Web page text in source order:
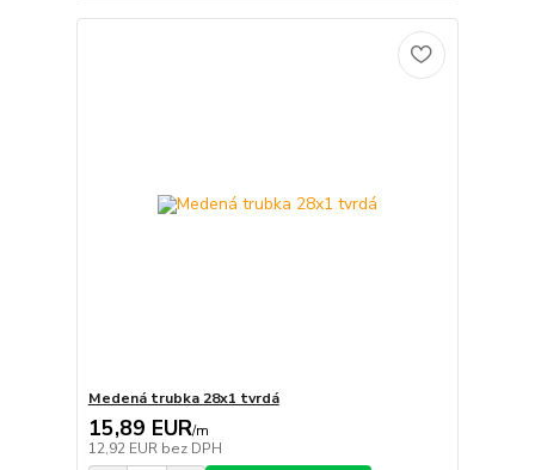
Medená trubka 28x1 tvrdá
15,89 EUR/m
12,92 EUR bez DPH